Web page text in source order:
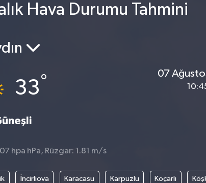
13.887 64
Hava Durumu Tahmini
33°
07
hpa hPa, Rüzgar: 1.81 m/s
İncirliova Karacasu Karpuzlu Koçarlı